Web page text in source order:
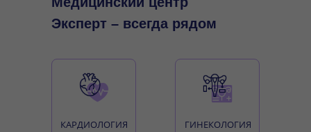
Эксперт – всегда рядом
КАРДИОЛОГИЯ ГИНЕКОЛОГИЯ